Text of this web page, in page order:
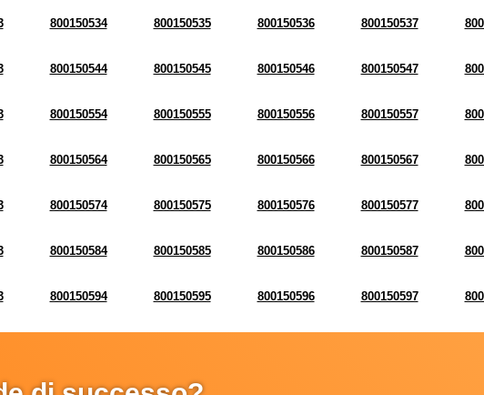
800150534 800150535 800150536 800150537
800150544 800150545 800150546 800150547
800150554 800150555 800150556 800150557
800150564 800150565 800150566 800150567
800150574 800150575 800150576 800150577
800150584 800150585 800150586 800150587
800150594 800150595 800150596 800150597